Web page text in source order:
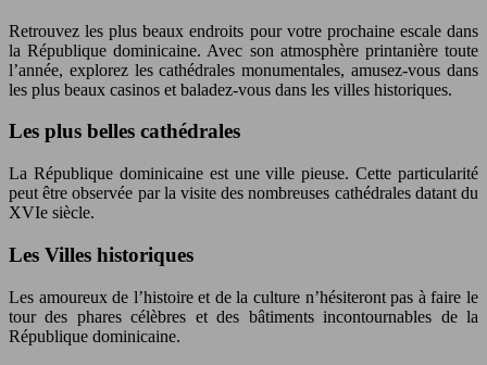
Retrouvez les plus beaux endroits pour votre prochaine escale dans
la République dominicaine. Avec son atmosphère printanière toute
l’année, explorez les cathédrales monumentales, amusez-vous dans
les plus beaux casinos et baladez-vous dans les villes historiques.
Les plus belles cathédrales
La République dominicaine est une ville pieuse. Cette particularité
peut être observée par la visite des nombreuses cathédrales datant du
XVIe siècle.
Les Villes historiques
Les amoureux de l’histoire et de la culture n’hésiteront pas à faire le
tour des phares célèbres et des bâtiments incontournables de la
République dominicaine.